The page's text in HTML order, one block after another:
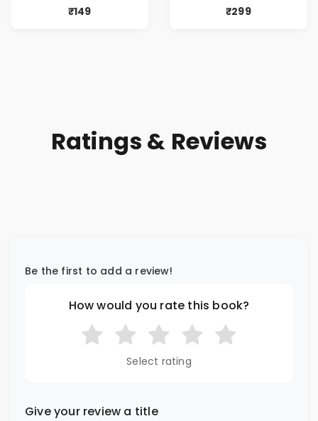
₹149
₹299
Ratings & Reviews
Be the first to add a review!
How would you rate this book?
Select rating
Give your review a title